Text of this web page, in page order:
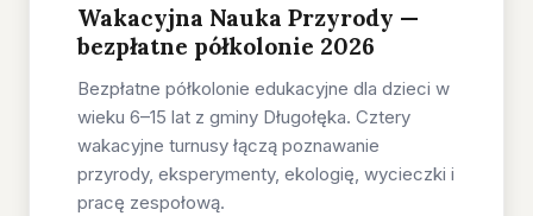
Wakacyjna Nauka Przyrody —
bezpłatne półkolonie 2026
Bezpłatne półkolonie edukacyjne dla dzieci w
wieku 6–15 lat z gminy Długołęka. Cztery
wakacyjne turnusy łączą poznawanie
przyrody, eksperymenty, ekologię, wycieczki i
pracę zespołową.